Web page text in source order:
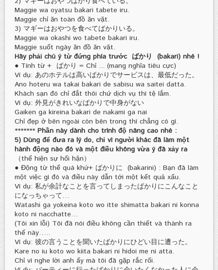
Maggie wa oyatsu bakari tabete iru.
Maggie chỉ ăn toàn đồ ăn vặt.
3) マギーはおやつを食べてばかりいる。
Maggie wa okashi wo tabete bakari iru.
Maggie suốt ngày ăn đồ ăn vặt.
Hãy phải chú ý từ đứng phía trước ばかり (bakari) nhé !
● Tính từ + ばかり = Chỉ ... (mang nghĩa tiêu cực)
Ví dụ: あのホテルは高いばかりでサービスは、最低だった。
Ano hoteru wa takai bakari de sabisu wa saitei datta.
Khách sạn đó chỉ đắt thôi chứ dịch vụ thì tệ lắm.
Ví dụ: 外見がきれいなばかりで中身がない
Gaiken ga kireina bakari de nakami ga nai
Chỉ đẹp ở bên ngoài còn bên trong thì chẳng có gì.
******* Phần này dành cho trình độ nâng cao nhé :
5) Dùng để đưa ra lý do, chỉ vì người khác đã làm một
hành động nào đó và một điều không vừa ý đã xảy ra
（thể hiện sự hối hận）
● Động từ thể quá khứ+ ばかりに (bakarini) : Bạn đã làm
một việc gì đó và điều này dẫn tới một kết quả xấu.
Ví dụ: 私が余計なことを言ってしまったばかりにこんなこと
になっちゃって…
Watashi ga yokeina koto wo itte shimatta bakari ni konna
koto ni nacchatte…
(Tôi xin lỗi) Tôi đã nói điều không cần thiết và thành ra
thế này…..
Ví dụ: 彼の言うことを聞いたばかりにひどい目に遭った。
Kare no iu koto wo kiita bakari ni hidoi me ni atta.
Chỉ vì nghe lời anh ấy mà tôi đã gặp rắc rối.